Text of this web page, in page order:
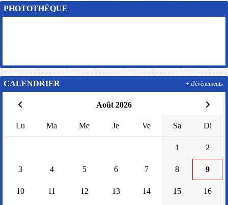
PHOTOTHÈQUE
CALENDRIER
Août 2026
Lu Ma Me Je Ve Sa Di
1 2
3 4 5 6 7 8 9
10 11 12 13 14 15 16
+ d'évènements